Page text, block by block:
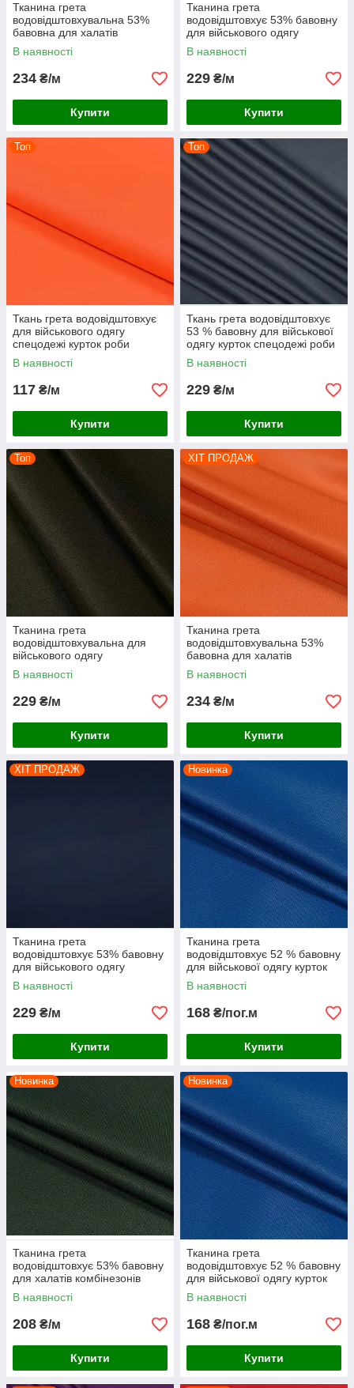
Тканина грета
водовідштовхувальна 53%
бавовна для халатів
комбінезонів спецодягу
костюмів роби помаранчева
В наявності
234 ₴/м
Купити
Тканина грета
водовідштовхує 53% бавовну
для військового одягу
спецодежі костюмів роби
темно-синя
В наявності
229 ₴/м
Купити
Топ
Ткань грета водовідштовхує
для військового одягу
спецодежі курток роби
оранжева люмінісцентна
В наявності
117 ₴/м
Купити
Топ
Ткань грета водовідштовхує
53 % бавовну для військової
одягу курток спецодежі роби
розвантаженняок темно-серя
В наявності
229 ₴/м
Купити
Топ
Тканина грета
водовідштовхувальна для
військового одягу
бронежилетів
розвантажувань плеча
В наявності
229 ₴/м
Купити
ХІТ ПРОДАЖ
Тканина грета
водовідштовхувальна 53%
бавовна для халатів
комбінезонів спецодягу
костюмів роби помаранчева
В наявності
234 ₴/м
Купити
ХІТ ПРОДАЖ
Тканина грета
водовідштовхує 53% бавовну
для військового одягу
спецодежі костюмів роби
темно-синя
В наявності
229 ₴/м
Купити
Новинка
Тканина грета
водовідштовхує 52 % бавовну
для військової одягу курток
комбінезонів спецоделі
костюмів василек
В наявності
168 ₴/пог.м
Купити
Новинка
Тканина грета
водовідштовхує 53% бавовну
для халатів комбінезонів
спецоделі костюмів роби
мокра полин
В наявності
208 ₴/м
Купити
Новинка
Тканина грета
водовідштовхує 52 % бавовну
для військової одягу курток
комбінезонів спецоделі
костюмів василек
В наявності
168 ₴/пог.м
Купити